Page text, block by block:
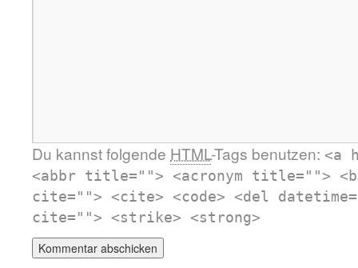
Du kannst folgende HTML-Tags benutzen: <a
<abbr title=""> <acronym title="">
cite=""> <cite> <code> <del
cite=""> <strike> <strong>